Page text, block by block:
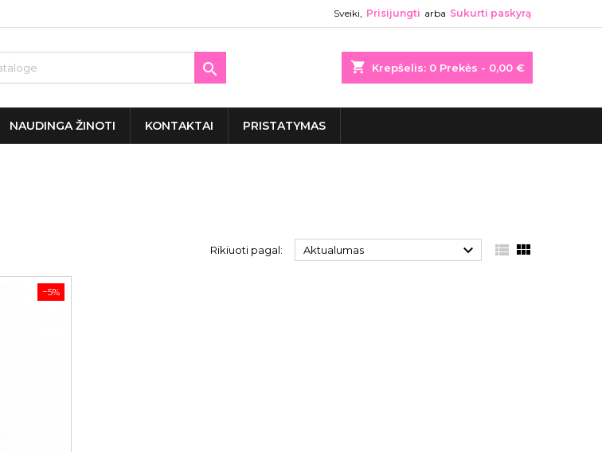
Sveiki, Prisijungti arba Sukurti paskyrą
shopping_cart Krepšelis: 0 Prekės - 0,00 €

NAUDINGA ŽINOTI KONTAKTAI PRISTATYMAS
Rikiuoti pagal: Aktualumas   
−5%